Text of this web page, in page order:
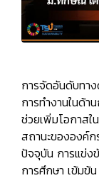
การจัดอันดับทา
การทำงานในด้า
ช่วยเพิ่มโอกาสใ
สถานะขององค์ก
ปัจจุบัน การแข่ง
การศึกษา เข้มข้